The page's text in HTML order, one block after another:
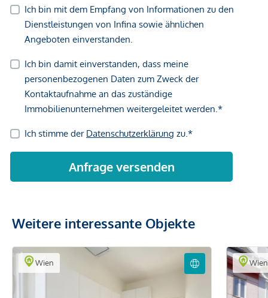
Weitere interessante Objekte
Wien Wien